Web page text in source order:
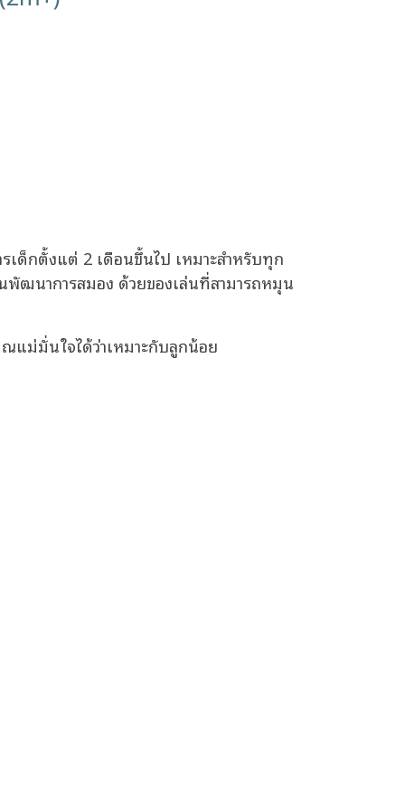
ด็กตั้งแต่ 2 เดือนขึ้นไป เหมาะสำหรับทุก
พัฒนาการสมอง ด้วยของเล่นที่สามารถหมุน
แม่มั่นใจได้ว่าเหมาะกับลูกน้อย